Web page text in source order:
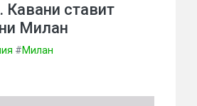
Кавани ставит
Милан
#Милан